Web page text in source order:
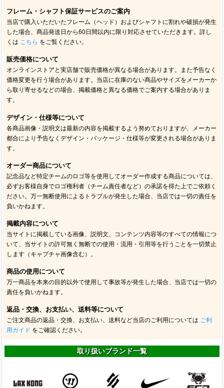
フレーム・シャフト保証サービスのご案内
当店で購入いただいたフレーム（ヘッド）およびシャフトに割れや破損が発生
した場合、商品発送日から60日間以内に限り対応させていただきます。詳し
くは こちら をご覧ください。
販売価格について
オンラインストアと実店舗で販売価格が異なる場合があります。また予告なく
価格変更を行う場合があります。当店に在庫のない商品やサイズをメーカーか
ら取り寄せるなどの場合、掲載価格と異なる価格でご案内する場合がありま
す。
デザイン・仕様等について
各商品画像・説明文は最新の内容を掲載するよう努めておりますが、メーカー
都合により予告なくデザイン・パッケージ・仕様等が変更される場合がありま
す。
オーダー商品について
記念品など特定チームのロゴ等を使用してオーダー作成する商品については、
必ずお客様自身でロゴ権利者（チーム責任者など）の承諾を得た上でご依頼く
ださい。万一無断使用によるトラブルが発生した場合、当店では一切の責任を
負いかねます。
掲載内容について
当サイトに掲載している画像、説明文、コンテンツ内容等のすべての情報につ
いて、当サイトの許可無く無断での使用・流用・引用等を行うことを一切禁止
します（キャプチャ画像含む）。
商品の使用について
万一商品を本来の目的以外で使用して事故等が発生した場合、当店では一切の
責任を負いかねます。
返品・交換、お支払い、送料等について
ご注文商品の返品・交換、お支払い、送料など当店のご利用については ご利
用ガイド をご確認ください。
取り扱いブランド一覧